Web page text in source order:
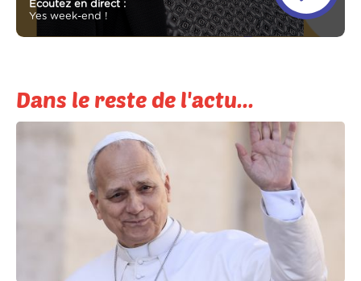
Ecoutez en direct :
Yes week-end !
Dans le reste de l'actu...